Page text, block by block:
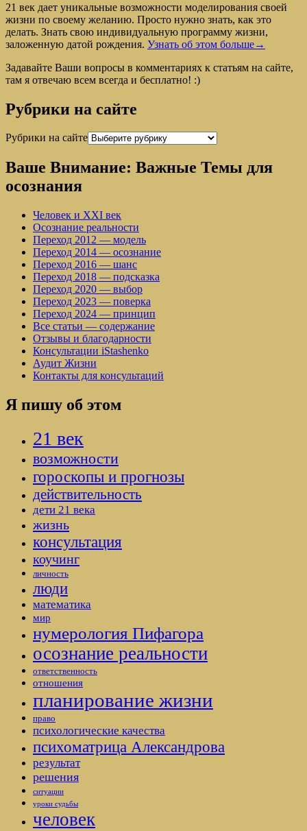
21 век дает уникальные возможности моделирования своей
жизни по своему желанию. Просто нужно знать, как это
делать. Знать свою индивидуальную программу жизни,
заложенную датой рождения. Узнать об этом больше→
Задавайте Ваши вопросы в комментариях к статьям на сайте,
там я отвечаю всем всегда и бесплатно! :)
Рубрики на сайте
Рубрики на сайте
Ваше Внимание: Важные Темы для
осознания
Человек и XXI век
Осознание реальности
Переход 2012 — модель
Переход 2014 — осознание
Переход 2016 — шанс
Переход 2018 — подсказка
Переход 2020 — выбор
Переход 2023 — поверка
Переход 2024 — принцип
Все статьи — содержание
Отзывы и благодарности
Консультации iStashenko
Аудит Жизни
Контакты для консультаций
Я пишу об этом
21 век
возможности
гороскопы и прогнозы
действительность
дети 21 века
жизнь
консультация
коучинг
личность
люди
математика
мир
нумерология Пифагора
осознание реальности
ответственность
отношения
планирование жизни
право
психологические качества
психоматрица Александрова
результат
решения
ситуации
уроки судьбы
человек